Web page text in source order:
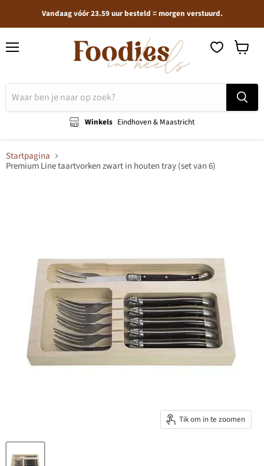
Vandaag vóór 23.59 uur besteld = morgen verstuurd.
Winkels Eindhoven & Maastricht
Startpagina
Premium Line taartvorken zwart in houten tray (set van 6)
Tik om in te zoomen